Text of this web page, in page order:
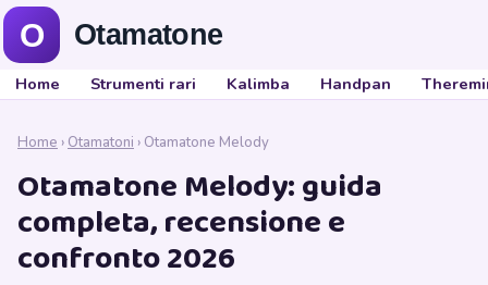
Home Strumenti rari Kalimba Handpan
Home › Otamatoni › Otamatone Melody
Otamatone Melody: guida
completa, recensione e
confronto 2026